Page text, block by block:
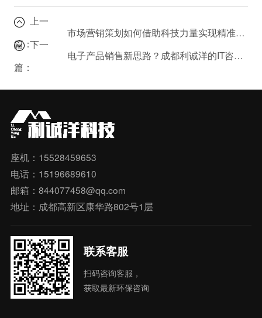
上一
篇：
市场营销策划如何借助科技力量实现精准触达？
下一
篇：
电子产品销售新思路？成都利诚洋的IT咨询服务带你飞！
座机：15528459653
电话：15196689610
邮箱：844077458@qq.com
地址：成都高新区康华路802号1层
联系客服
扫码咨询客服，
获取最新环保咨询